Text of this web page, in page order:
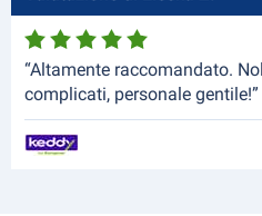
“Altamente raccomandato.
complicati, personale gentile!”